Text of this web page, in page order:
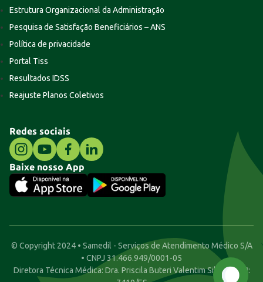
Estrutura Organizacional da Administração
Pesquisa de Satisfação Beneficiários – ANS
Política de privacidade
Portal Tiss
Resultados IDSS
Reajuste Planos Coletivos
Redes sociais
Baixe nosso App
© Copyright 2024 • Samedil - Serviços de Atendimento Médico S/A
• CNPJ 31.466.949/0001-05
Diretora Técnica Médica: Dra. Priscila Buteri Valentim Silva • CRM: